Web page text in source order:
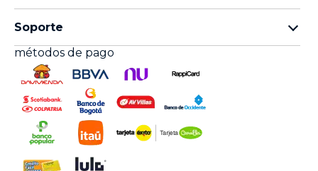
Moto G
Moto Things
Fichas técnicas smartphones
Términos y condiciones "En la mente del arquero"
Términos y Condiciones de Promociones
Política de Garantía
Superintendencia de industria y comercio
Soporte
Preguntas frecuentes
Asistencia celulares & Accesorios
Recuperación y asistencia inteligente
Actualización del sistema
Controladores
métodos de pago